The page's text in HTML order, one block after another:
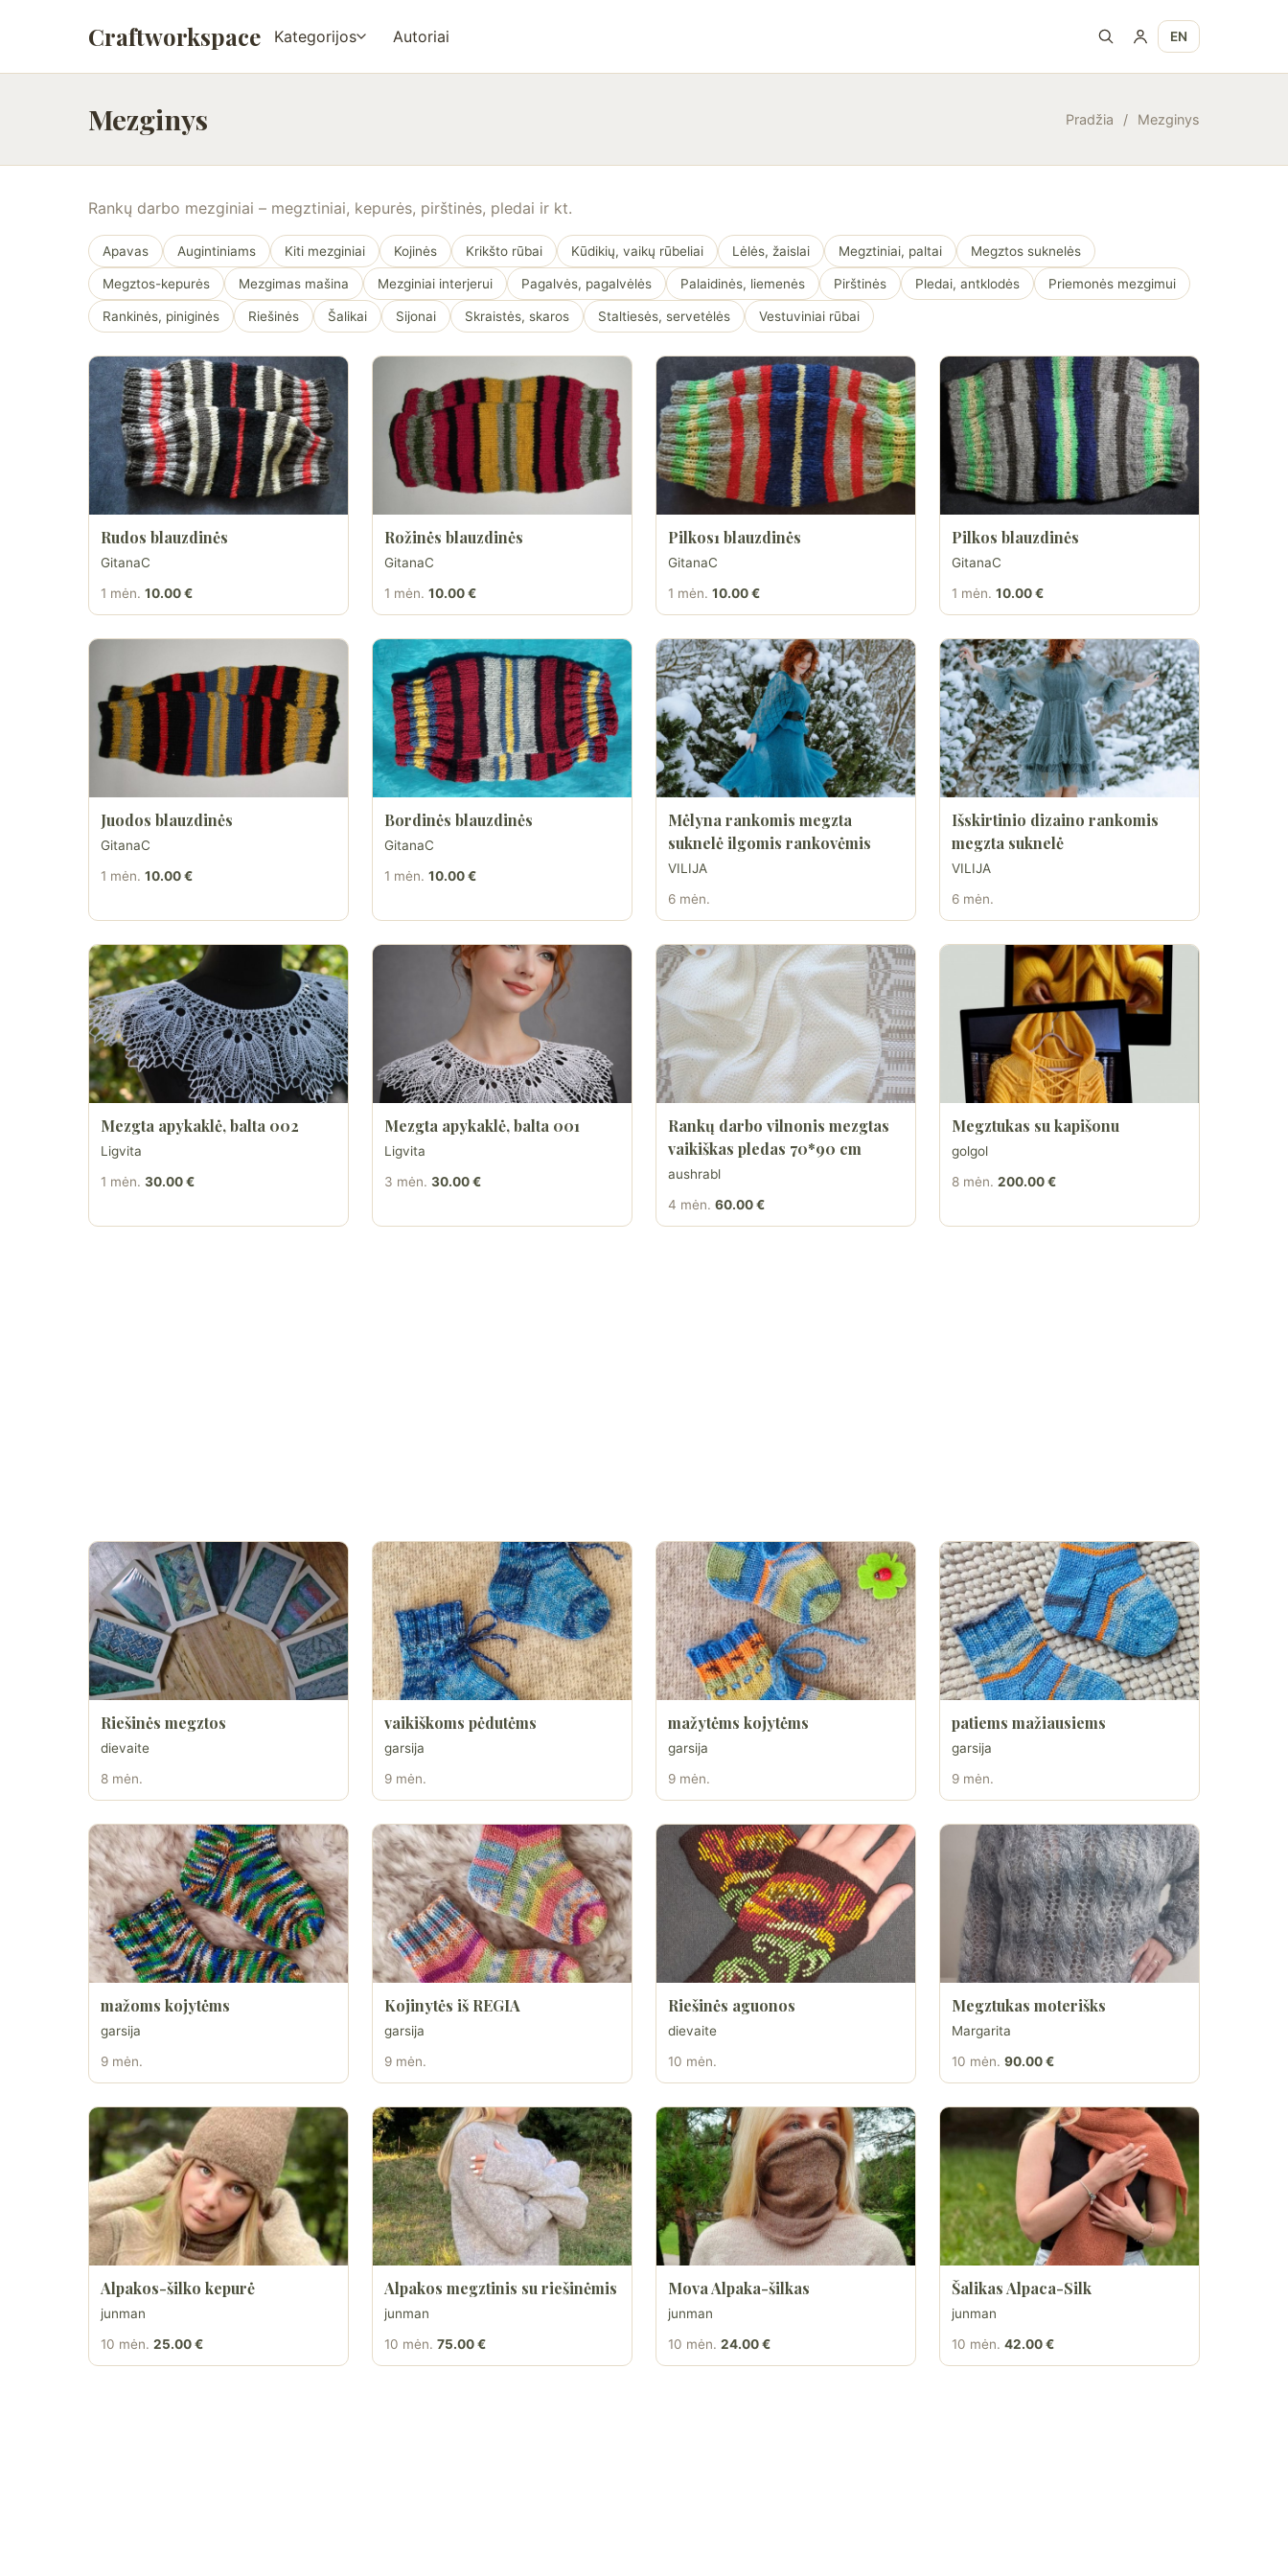
Craftworkspace Kategorijos Autoriai EN
Mezginys Pradžia / Mezginys
Rankų darbo mezginiai – megztiniai, kepurės, pirštinės, pledai ir kt.
Apavas Augintiniams Kiti mezginiai Kojinės Krikšto rūbai Kūdikių, vaikų rūbeliai Lėlės, žaislai Megztiniai, paltai Megztos suknelės
Megztos-kepurės Mezgimas mašina Mezginiai interjerui Pagalvės, pagalvėlės Palaidinės, liemenės Pirštinės Pledai, antklodės Priemonės mezgimui
Rankinės, piniginės Riešinės Šalikai Sijonai Skraistės, skaros Staltiesės, servetėlės Vestuviniai rūbai
Rudos blauzdinės
GitanaC
1 mėn. 10.00 €
Rožinės blauzdinės
GitanaC
1 mėn. 10.00 €
Pilkos1 blauzdinės
GitanaC
1 mėn. 10.00 €
Pilkos blauzdinės
GitanaC
1 mėn. 10.00 €
Juodos blauzdinės
GitanaC
1 mėn. 10.00 €
Bordinės blauzdinės
GitanaC
1 mėn. 10.00 €
Mėlyna rankomis megzta
suknelė ilgomis rankovėmis
VILIJA
6 mėn.
Išskirtinio dizaino rankomis
megzta suknelė
VILIJA
6 mėn.
Mezgta apykaklė, balta 002
Ligvita
1 mėn. 30.00 €
Mezgta apykaklė, balta 001
Ligvita
3 mėn. 30.00 €
Rankų darbo vilnonis mezgtas
vaikiškas pledas 70*90 cm
aushrabl
4 mėn. 60.00 €
Megztukas su kapišonu
golgol
8 mėn. 200.00 €
Riešinės megztos
dievaite
8 mėn.
vaikiškoms pėdutėms
garsija
9 mėn.
mažytėms kojytėms
garsija
9 mėn.
patiems mažiausiems
garsija
9 mėn.
mažoms kojytėms
garsija
9 mėn.
Kojinytės iš REGIA
garsija
9 mėn.
Riešinės aguonos
dievaite
10 mėn.
Megztukas moterišks
Margarita
10 mėn. 90.00 €
Alpakos-šilko kepurė
junman
10 mėn. 25.00 €
Alpakos megztinis su riešinėmis
junman
10 mėn. 75.00 €
Mova Alpaka-šilkas
junman
10 mėn. 24.00 €
Šalikas Alpaca-Silk
junman
10 mėn. 42.00 €